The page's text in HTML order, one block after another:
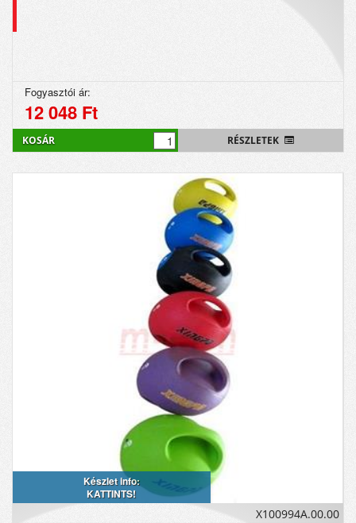
Fogyasztói ár:
12 048 Ft
RÉSZLETEK
KOSÁR
Készlet info:
KATTINTS!
X100994A.00.00